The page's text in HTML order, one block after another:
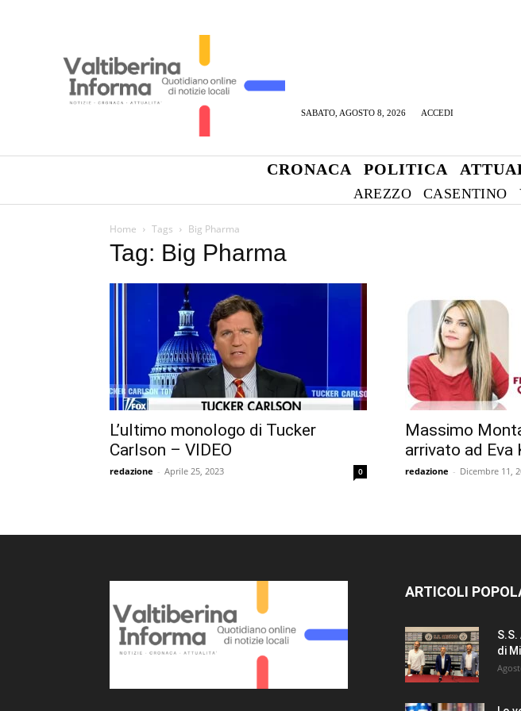
SABATO, AGOSTO 8, 2026 ACCEDI
CRONACA POLITICA
AREZZO CASENTINO
Home Tags Big Pharma
Tag: Big Pharma
L’ultimo monologo di Tucker
Carlson – VIDEO
redazione - Aprile 25, 2023 0
Massimo
arrivato ad Eva
redazione - Dicembre 11,
ARTICOLI
di